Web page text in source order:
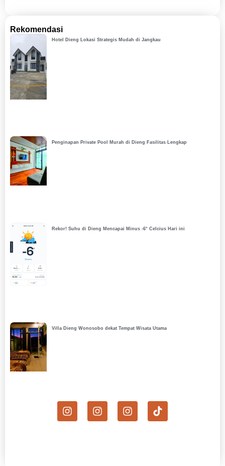
Rekomendasi
Hotel Dieng Lokasi Strategis Mudah di Jangkau
Penginapan Private Pool Murah di Dieng Fasilitas Lengkap
Rekor! Suhu di Dieng Mencapai Minus -6° Celcius Hari ini
Villa Dieng Wonosobo dekat Tempat Wisata Utama